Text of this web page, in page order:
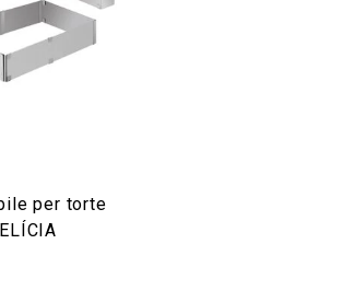
in forno
degli alimenti
per torte